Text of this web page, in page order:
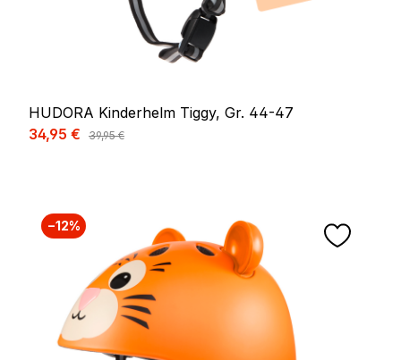
HUDORA Kinderhelm Tiggy, Gr. 44-47
Verkaufspreis:
34,95 € Regulärer Preis:
39,95 €
−12%